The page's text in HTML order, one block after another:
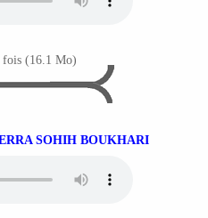
fois (16.1 Mo)
SOHIH BOUKHARI